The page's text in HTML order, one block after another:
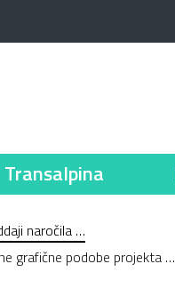
naročila …
grafične podobe projekta …